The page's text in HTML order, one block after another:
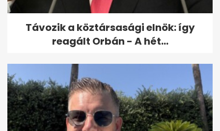
Távozik a köztársasági elnök: így
reagált Orbán - A hét...